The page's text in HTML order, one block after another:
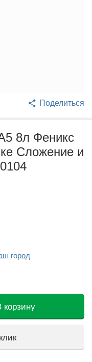
Поделиться
8л Феникс
Сложение и
город
корзину